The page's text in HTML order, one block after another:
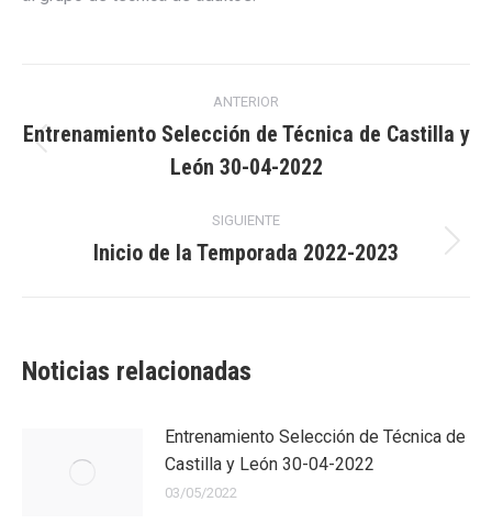
entre
publicaciones
ANTERIOR
anterior:
Entrenamiento Selección de Técnica de Castilla y
León 30-04-2022
SIGUIENTE
Publicación
Inicio de la Temporada 2022-2023
Noticias relacionadas
Entrenamiento Selección de Técnica de
Castilla y León 30-04-2022
03/05/2022